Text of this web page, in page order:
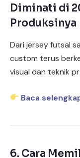
Diminati di
Produksinya
Dari jersey futsal
custom terus
visual dan teknik
Baca
6. Cara